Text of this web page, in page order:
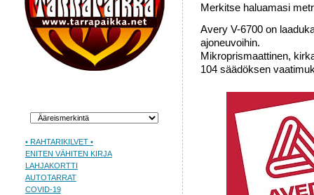
• RAHTARIKILVET •
ENITEN VÄHITEN KIRJA
LAHJAKORTTI
AUTOTARRAT
COVID-19
Merkitse haluamasi
Avery V-6700 on
ajoneuvoihin.
Mikroprismaattinen,
104 säädöksen